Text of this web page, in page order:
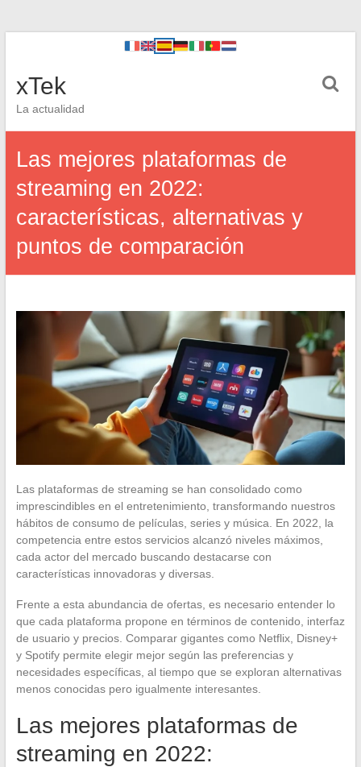
xTek
La actualidad
Las mejores plataformas de
streaming en 2022:
características, alternativas y
puntos de comparación
Las plataformas de streaming se han consolidado como
imprescindibles en el entretenimiento, transformando nuestros
hábitos de consumo de películas, series y música. En 2022, la
competencia entre estos servicios alcanzó niveles máximos,
cada actor del mercado buscando destacarse con
características innovadoras y diversas.
Frente a esta abundancia de ofertas, es necesario entender lo
que cada plataforma propone en términos de contenido, interfaz
de usuario y precios. Comparar gigantes como Netflix, Disney+
y Spotify permite elegir mejor según las preferencias y
necesidades específicas, al tiempo que se exploran alternativas
menos conocidas pero igualmente interesantes.
Las mejores plataformas de
streaming en 2022: